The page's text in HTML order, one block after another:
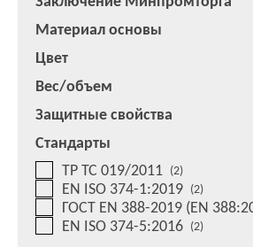
Материал основы
Цвет
Вес/объем
Защитные свойства
Стандарты
ТР ТС 019/2011 (2)
EN ISO 374-1:2019 (2)
ГОСТ EN 388-2019 (EN
EN ISO 374-5:2016 (2)